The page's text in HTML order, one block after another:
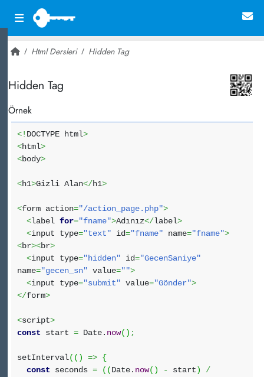
Html Dersleri Hidden Tag
Hidden Tag
Örnek
<! DOCTYPE html>
<html>
<body>
<h1>Gizli Alan</h1>
<form action="/action_page.php">
<label for="fname">Adınız</label>
<input type="text" id="fname" name="fname">
<br><br>
<input type="hidden" id="GecenSaniye"
name="gecen_sn" value="">
<input type="submit" value="Gönder">
</form>
<script>
const start = Date. now( ) ;
setInterval( ( ) => {
const seconds = ( (Date. now( ) - start)
/